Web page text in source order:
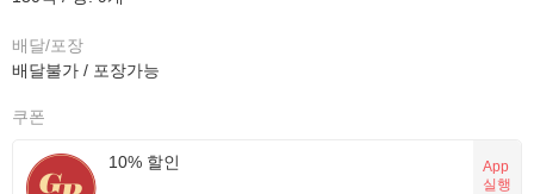
배달/포장
배달불가 / 포장가능
쿠폰
10% 할인
App
실행